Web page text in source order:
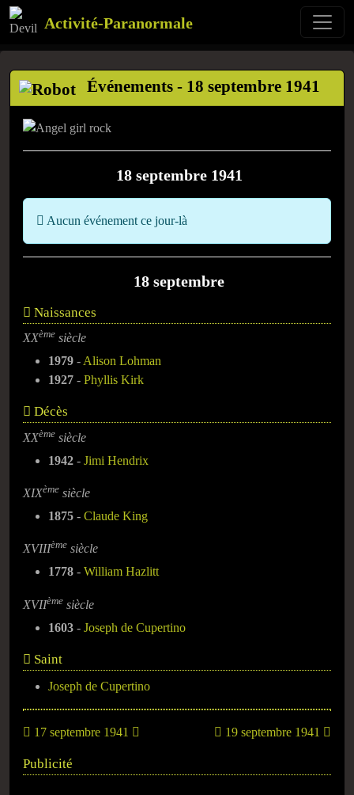
Activité-Paranormale
Événements - 18 septembre 1941
18 septembre 1941
Aucun événement ce jour-là
18 septembre
Naissances
XXème siècle
1979 - Alison Lohman
1927 - Phyllis Kirk
Décès
XXème siècle
1942 - Jimi Hendrix
XIXème siècle
1875 - Claude King
XVIIIème siècle
1778 - William Hazlitt
XVIIème siècle
1603 - Joseph de Cupertino
Saint
Joseph de Cupertino
17 septembre 1941 19 septembre 1941
Publicité